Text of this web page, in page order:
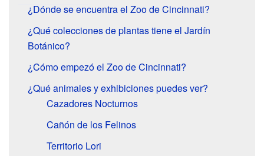
¿Dónde se encuentra el Zoo de Cincinnati?
¿Qué colecciones de plantas tiene el Jardín
Botánico?
¿Cómo empezó el Zoo de Cincinnati?
¿Qué animales y exhibiciones puedes ver?
Cazadores Nocturnos
Cañón de los Felinos
Territorio Lori